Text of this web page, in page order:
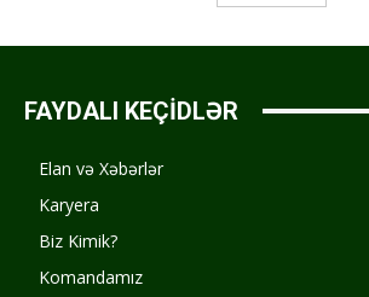
FAYDALI KEÇİDLƏR
Elan və Xəbərlər
Karyera
Biz Kimik?
Komandamız